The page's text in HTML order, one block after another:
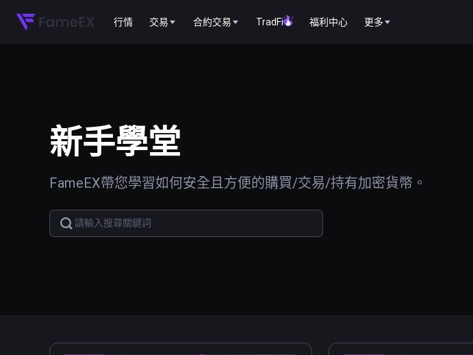
行情 交易 合約交易 TradFi 福利中心 更多
新手學堂
FameEX帶您學習如何安全且方便的購買/交易/持有加密貨幣。